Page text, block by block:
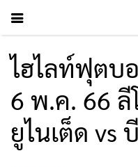
ไฮไลท์ฟุตบ
6 พ.ค. 66 ลี
ยูไนเต็ด vs